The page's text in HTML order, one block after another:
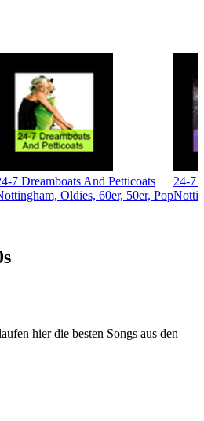
7 Dreamboats And Petticoats
Oldies, 60er, 50er, Pop
24-7
hier die besten Songs aus den